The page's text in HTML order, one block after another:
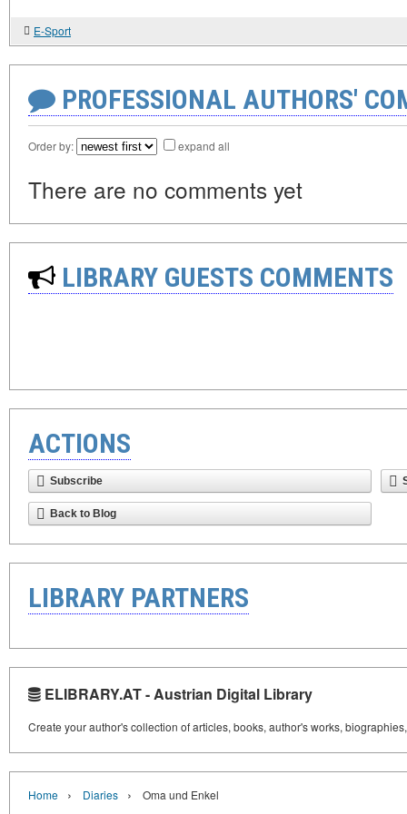
E-Sport
PROFESSIONAL AUTHORS'
Order by: expand all
There are no comments yet
LIBRARY GUESTS COMMENTS
ACTIONS
Subscribe
Back to Blog
LIBRARY PARTNERS
ELIBRARY.AT - Austrian Digital Library
Create your author's collection of articles, books, author's works,
Home › Diaries › Oma und Enkel